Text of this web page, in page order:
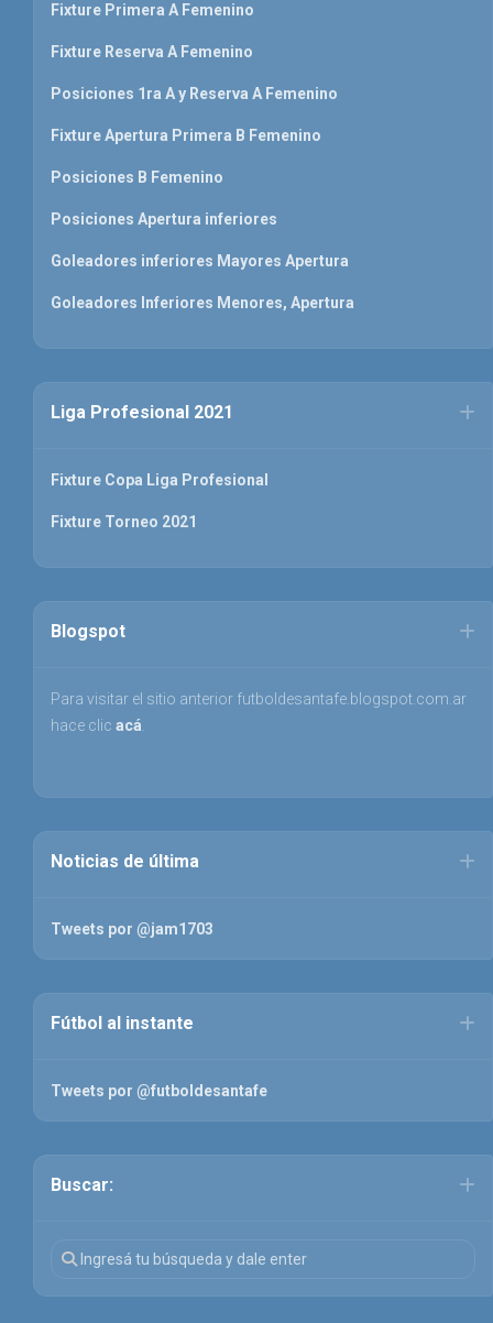
Fixture Primera A Femenino
Fixture Reserva A Femenino
Posiciones 1ra A y Reserva A Femenino
Fixture Apertura Primera B Femenino
Posiciones B Femenino
Posiciones Apertura inferiores
Goleadores inferiores Mayores Apertura
Goleadores Inferiores Menores, Apertura
Liga Profesional 2021
Fixture Copa Liga Profesional
Fixture Torneo 2021
Blogspot
Para visitar el sitio anterior futboldesantafe.blogspot.com.ar
hace clic acá
Noticias de última
Tweets por @jam1703
Fútbol al instante
Tweets por @futboldesantafe
Buscar: